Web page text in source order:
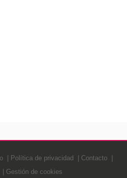
Política de privacidad
Contacto
Gestión de cookies